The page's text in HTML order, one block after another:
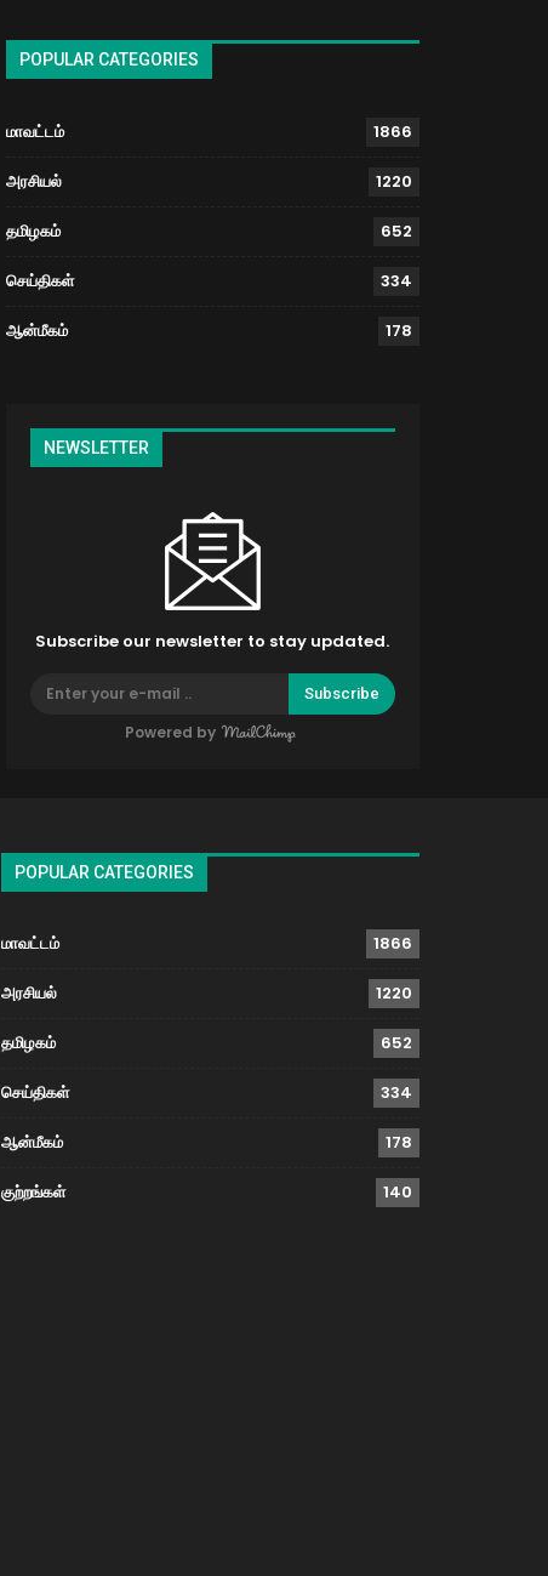
POPULAR CATEGORIES
மாவட்டம் 1866
அரசியல் 1220
தமிழகம் 652
செய்திகள் 334
ஆன்மீகம் 178
NEWSLETTER
Subscribe our newsletter to stay updated.
Subscribe
Powered by
POPULAR CATEGORIES
மாவட்டம் 1866
அரசியல் 1220
தமிழகம் 652
செய்திகள் 334
ஆன்மீகம் 178
குற்றங்கள் 140